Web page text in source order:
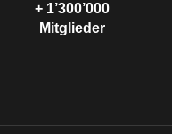
+ 1’300’000
Mitglieder